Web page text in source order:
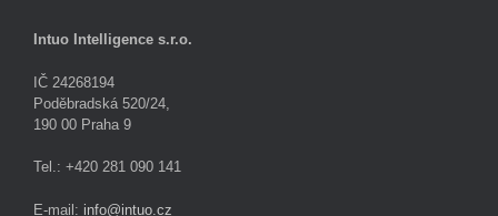
Intuo Intelligence s.r.o.
IČ 24268194
Poděbradská 520/24,
190 00 Praha 9
Tel.: +420 281 090 141
E-mail: info@intuo.cz